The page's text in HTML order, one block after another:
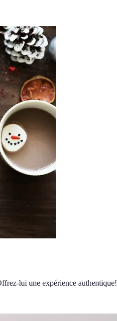
lui une expérience authentique!